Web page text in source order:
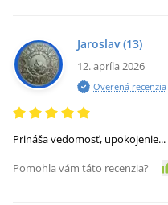
Jaroslav (13)
12. apríla 2026
Overená recenzia
Prináša vedomosť, upokojenie...
Pomohla vám táto recenzia?